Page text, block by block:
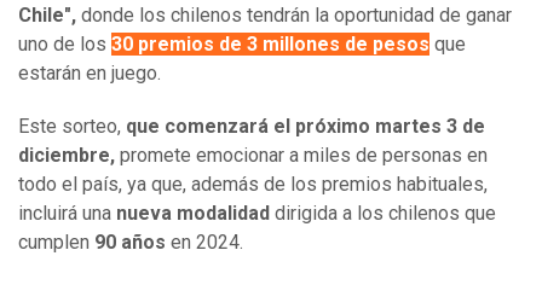
Chile", donde los chilenos tendrán la oportunidad de ganar
uno de los 30 premios de 3 millones de pesos que
estarán en juego.
Este sorteo, que comenzará el próximo martes 3 de
diciembre, promete emocionar a miles de personas en
todo el país, ya que, además de los premios habituales,
incluirá una nueva modalidad dirigida a los chilenos que
cumplen 90 años en 2024.